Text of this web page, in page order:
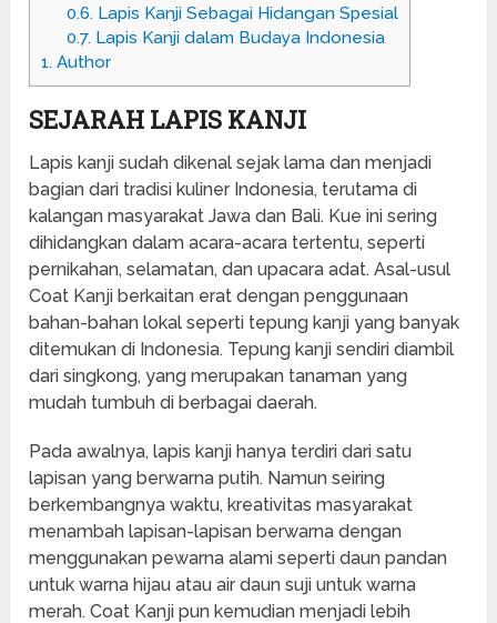
0.6.Lapis Kanji Sebagai Hidangan Spesial
0.7.Lapis Kanji dalam Budaya Indonesia
1. Author
SEJARAH LAPIS KANJI
Lapis kanji sudah dikenal sejak lama dan menjadi
bagian dari tradisi kuliner Indonesia, terutama di
kalangan masyarakat Jawa dan Bali. Kue ini sering
dihidangkan dalam acara-acara tertentu, seperti
pernikahan, selamatan, dan upacara adat. Asal-usul
Coat Kanji berkaitan erat dengan penggunaan
bahan-bahan lokal seperti tepung kanji yang banyak
ditemukan di Indonesia. Tepung kanji sendiri diambil
dari singkong, yang merupakan tanaman yang
mudah tumbuh di berbagai daerah.
Pada awalnya, lapis kanji hanya terdiri dari satu
lapisan yang berwarna putih. Namun seiring
berkembangnya waktu, kreativitas masyarakat
menambah lapisan-lapisan berwarna dengan
menggunakan pewarna alami seperti daun pandan
untuk warna hijau atau air daun suji untuk warna
merah. Coat Kanji pun kemudian menjadi lebih